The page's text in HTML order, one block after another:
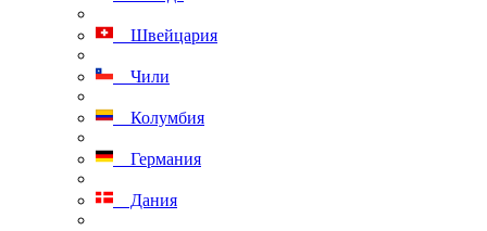
Швейцария
Чили
Колумбия
Германия
Дания